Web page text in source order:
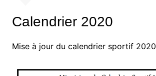
Calendrier 2020
Mise à jour du calendrier sportif 2020